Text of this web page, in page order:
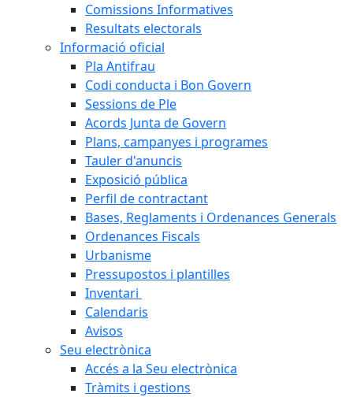
Comissions Informatives
Resultats electorals
Informació oficial
Pla Antifrau
Codi conducta i Bon Govern
Sessions de Ple
Acords Junta de Govern
Plans, campanyes i programes
Tauler d'anuncis
Exposició pública
Perfil de contractant
Bases, Reglaments i Ordenances Generals
Ordenances Fiscals
Urbanisme
Pressupostos i plantilles
Inventari
Calendaris
Avisos
Seu electrònica
Accés a la Seu electrònica
Tràmits i gestions